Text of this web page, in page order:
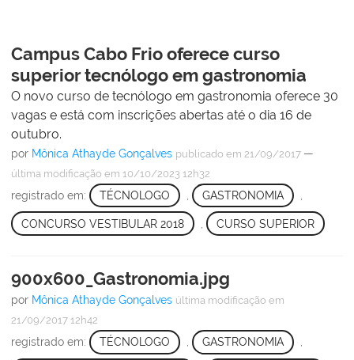
Campus Cabo Frio oferece curso
superior tecnólogo em gastronomia
O novo curso de tecnólogo em gastronomia oferece 30
vagas e está com inscrições abertas até o dia 16 de
outubro.
por Mônica Athayde Gonçalves publicado em 21/09/2017 —
última modificação em 10/10/2023 12h32
registrado em: TÉCNOLOGO GASTRONOMIA
CONCURSO VESTIBULAR 2018 CURSO SUPERIOR
900x600_Gastronomia.jpg
por Mônica Athayde Gonçalves última modificação em
21/09/2017 12h42
registrado em: TÉCNOLOGO , GASTRONOMIA ,